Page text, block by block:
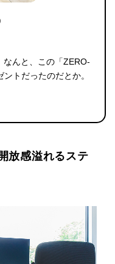
なんと、この「ZERO-
トだったのだとか。
放感溢れるステ